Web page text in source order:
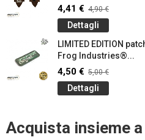
4,41 € 4,90 €
Dettagli
LIMITED EDITION
Frog Industries®...
4,50 € 5,00 €
Dettagli
Acquista insieme a